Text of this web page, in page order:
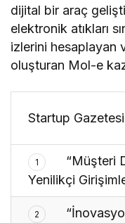
dijital bir araç
elektronik atıkları
izlerini hesaplayan
oluşturan Mol-e
Startup
1
“Müşteri
Yenilikçi
2